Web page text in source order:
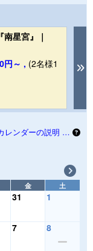
星宮』｜
円～ , (2名様1
レンダーの説明 …
金 土
31 1
7 8